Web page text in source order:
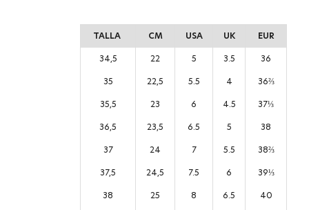
TALLA CM USA UK EUR
34,5 22 5 3.5 36
35 22,5 5.5 4 36⅔
35,5 23 6 4.5 37⅓
36,5 23,5 6.5 5 38
37 24 7 5.5 38⅔
37,5 24,5 7.5 6 39⅓
38 25 8 6.5 40